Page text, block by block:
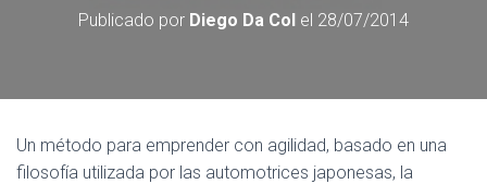
Publicado por Diego Da Col el 28/07/2014
Un método para emprender con agilidad, basado en una
filosofía utilizada por las automotrices japonesas, la